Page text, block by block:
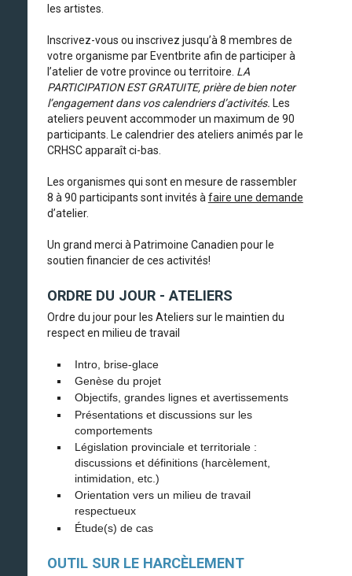
les artistes.
Inscrivez-vous ou inscrivez jusqu’à 8 membres de
votre organisme par Eventbrite afin de participer à
l’atelier de votre province ou territoire. LA
PARTICIPATION EST GRATUITE, prière de bien noter
l’engagement dans vos calendriers d’activités. Les
ateliers peuvent accommoder un maximum de 90
participants. Le calendrier des ateliers animés par le
CRHSC apparaît ci-bas.
Les organismes qui sont en mesure de rassembler
8 à 90 participants sont invités à faire une demande
d’atelier.
Un grand merci à Patrimoine Canadien pour le
soutien financier de ces activités!
ORDRE DU JOUR - ATELIERS
Ordre du jour pour les Ateliers sur le maintien du
respect en milieu de travail
Intro, brise-glace
Genèse du projet
Objectifs, grandes lignes et avertissements
Présentations et discussions sur les
comportements
Législation provinciale et territoriale :
discussions et définitions (harcèlement,
intimidation, etc.)
Orientation vers un milieu de travail
respectueux
Étude(s) de cas
OUTIL SUR LE HARCÈLEMENT